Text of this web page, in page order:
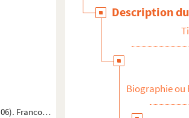
Francophonies d'acteurs
Description
Biographie ou